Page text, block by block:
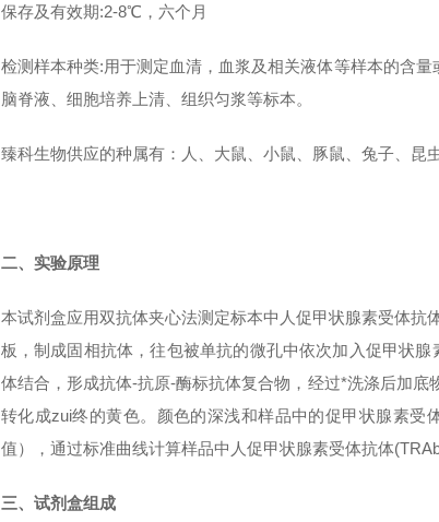
保存及有效期:2-8℃，六个月
检测样本种类:用于测定血清，血浆及相关液体等样本的含
脑脊液、细胞培养上清、组织匀浆等标本。
臻科生物供应的种属有：人、大鼠、小鼠、豚鼠、兔子、昆
二、实验原理
本试剂盒应用双抗体夹心法测定标本中人促甲状腺素受体
板，制成固相抗体，往包被单抗的微孔中依次加入促甲状
体结合，形成抗体-抗原-酶标抗体复合物，经过*洗涤后加
转化成zui终的黄色。颜色的深浅和样品中的促甲状腺素受
值），通过标准曲线计算样品中人促甲状腺素受体抗体
三、试剂盒组成